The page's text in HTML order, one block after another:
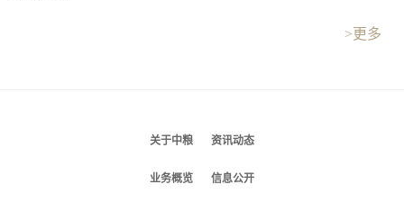
>更多
关于中粮 资讯动态
业务概览 信息公开